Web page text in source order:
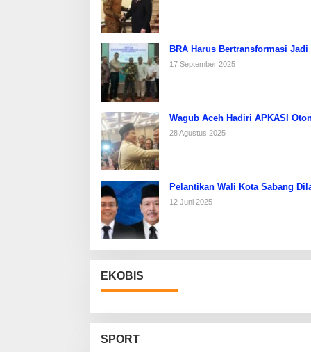
BRA Harus Bertransformasi
17 September 2025
Wagub Aceh Hadiri APKASI
28 Agustus 2025
Pelantikan Wali Kota Sabang
12 Juni 2025
EKOBIS
SPORT